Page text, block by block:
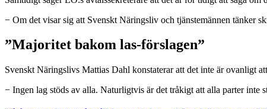
− Om det visar sig att Svenskt Näringsliv och tjänstemännen tänker
”Majoritet bakom las-förslagen”
Svenskt Näringslivs Mattias Dahl konstaterar att det inte är ovanligt
− Ingen lag stöds av alla. Naturligtvis är det tråkigt att alla parter inte